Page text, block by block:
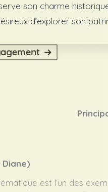
son charme
d’explorer son
Diane)
est l’un des